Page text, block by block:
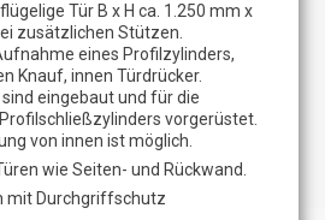
Tür B x H ca. 1.250 mm x
zusätzlichen Stützen.
eines Profilzylinders,
Knauf, innen Türdrücker.
eingebaut und für die
vorgerüstet.
von innen ist möglich.
wie Seiten- und Rückwand.
mit Durchgriffschutz